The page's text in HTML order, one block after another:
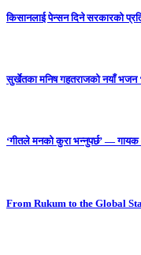
किसानलाई पेन्सन दिने सरकारको
सुर्खेतका मनिष गहतराजको नयाँ भजन
‘गीतले मनको कुरा भन्नुपर्छ’ —
From Rukum to the Global